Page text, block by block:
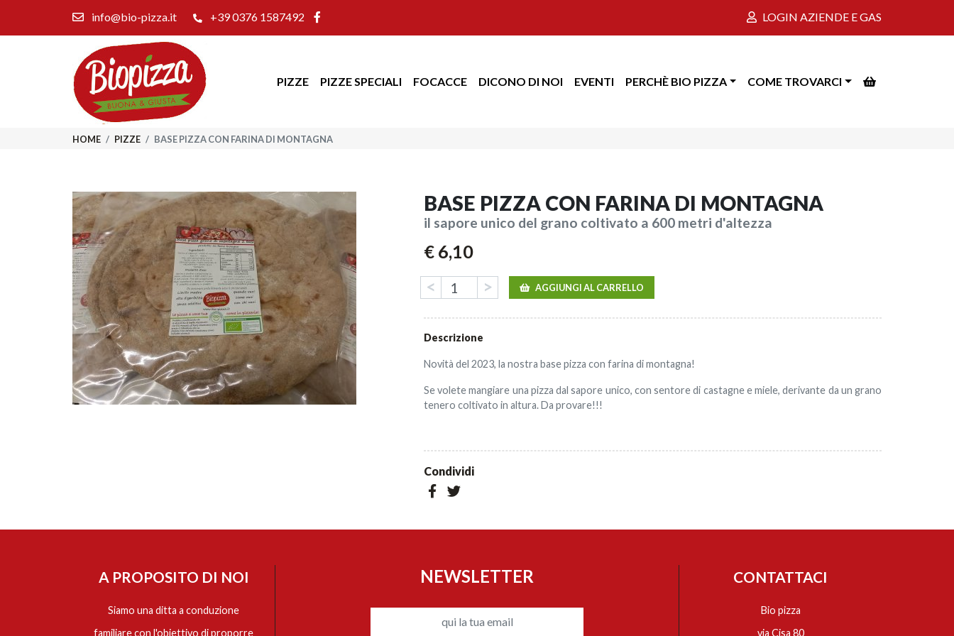
info@bio-pizza.it +39 0376 1587492 LOGIN AZIENDE E GAS
PIZZE PIZZE SPECIALI FOCACCE DICONO DI NOI EVENTI PERCHÈ BIO PIZZA COME TROVARCI
HOME / PIZZE / BASE PIZZA CON FARINA DI MONTAGNA
BASE PIZZA CON FARINA DI MONTAGNA
il sapore unico del grano coltivato a 600 metri d'altezza
€ 6,10
< > AGGIUNGI AL CARRELLO
Descrizione
Novità del 2023, la nostra base pizza con farina di montagna!
Se volete mangiare una pizza dal sapore unico, con sentore di castagne e miele, derivante da un grano
tenero coltivato in altura. Da provare!!!
Condividi
A PROPOSITO DI NOI
Siamo una ditta a conduzione
familiare con l'obiettivo di proporre
NEWSLETTER CONTATTACI
Bio pizza
via Cisa 80